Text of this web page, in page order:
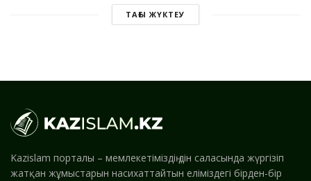
ТАҒЫ ЖҮКТЕУ
Kazislam порталы – мемлекетіміздің дін саласында жүргізіп
жатқан жұмыстарын насихаттайтын еліміздегі бірден-бір